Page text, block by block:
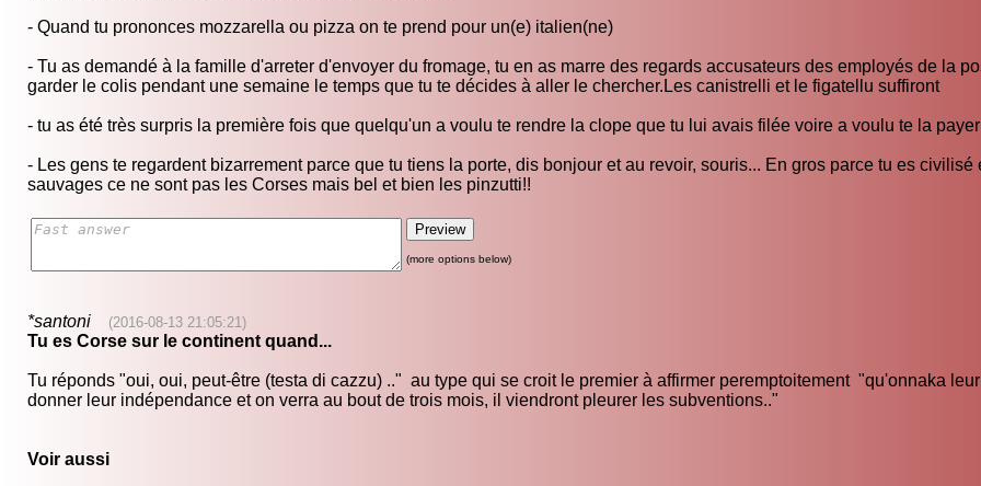
- Quand tu prononces mozzarella ou pizza on te prend pour un(e) italien(ne)
- Tu as demandé à la famille d'arreter d'envoyer du fromage, tu en as marre des regards accusateurs des employés de la
garder le colis pendant une semaine le temps que tu te décides à aller le chercher.Les canistrelli et le figatellu suffiront
- tu as été très surpris la première fois que quelqu'un a voulu te rendre la clope que tu lui avais filée voire a voulu te la payer
- Les gens te regardent bizarrement parce que tu tiens la porte, dis bonjour et au revoir, souris... En gros parce tu es civilisé
sauvages ce ne sont pas les Corses mais bel et bien les pinzutti!!
(more options below)
*santoni (2016-08-13 21:05:21)
Tu es Corse sur le continent quand...
Tu réponds "oui, oui, peut-être (testa di cazzu) .." au type qui se croit le premier à affirmer peremptoitement "qu'onnaka
donner leur indépendance et on verra au bout de trois mois, il viendront pleurer les subventions.."
Voir aussi